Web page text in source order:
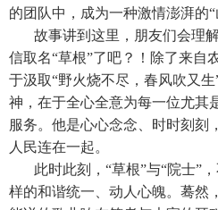
的团队中，成为一种激情澎湃的“
故事讲到这里，朋友们会理
信取名“草根”了吧？！除了来自
于汲取“野火烧不尽，春风吹又
神，在于全心全意为每一位尤其
服务。他是心心念念、时时刻刻
人民连在一起。
此时此刻，“草根”与“院士”
样的和谐统一、动人心魄。蓦然